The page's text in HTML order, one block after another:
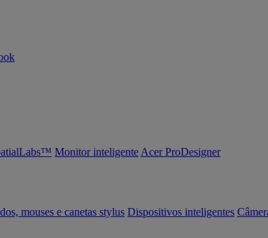
Monitor inteligente Acer ProDesigner
mouses e canetas stylus Dispositivos inteligentes